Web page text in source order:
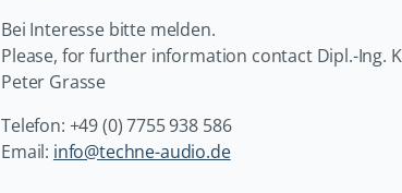
Bei Interesse bitte melden.
Please, for further information contact Dipl.-Ing.
Peter Grasse
Telefon: +49 (0) 7755 938 586
Email: info@techne-audio.de